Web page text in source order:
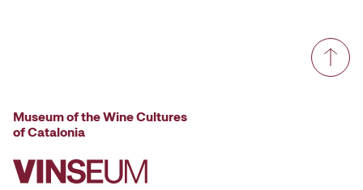
Museum of the Wine Cultures
of Catalonia